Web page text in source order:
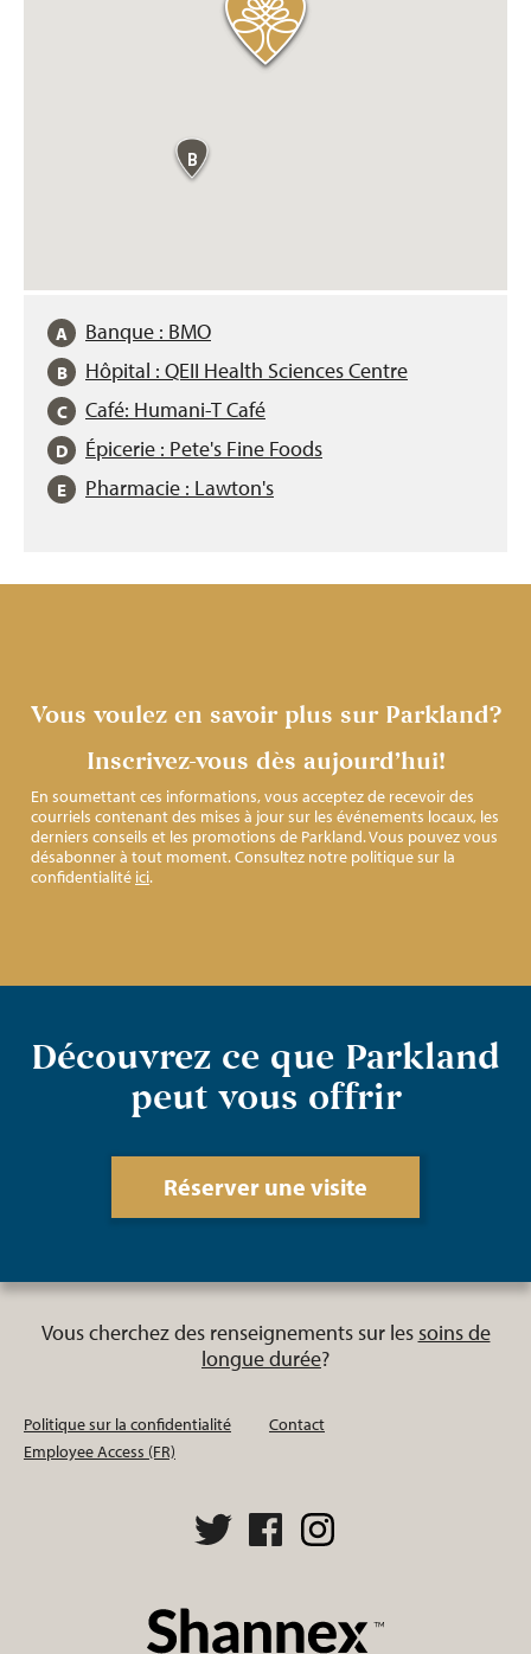
B
C
Banque : BMO
Hôpital : QEII Health Sciences Centre
Café: Humani-T Café
Épicerie : Pete's Fine Foods
Pharmacie : Lawton's
Vous voulez en savoir plus sur Parkland?
Inscrivez-vous dès aujourd’hui!
En soumettant ces informations, vous acceptez de recevoir des
courriels contenant des mises à jour sur les événements locaux, les
derniers conseils et les promotions de Parkland. Vous pouvez vous
désabonner à tout moment. Consultez notre politique sur la
confidentialité ici.
Découvrez ce que Parkland
peut vous offrir
Réserver une visite
Vous cherchez des renseignements sur les soins de
longue durée?
Politique sur la confidentialité
Contact
Employee Access (FR)